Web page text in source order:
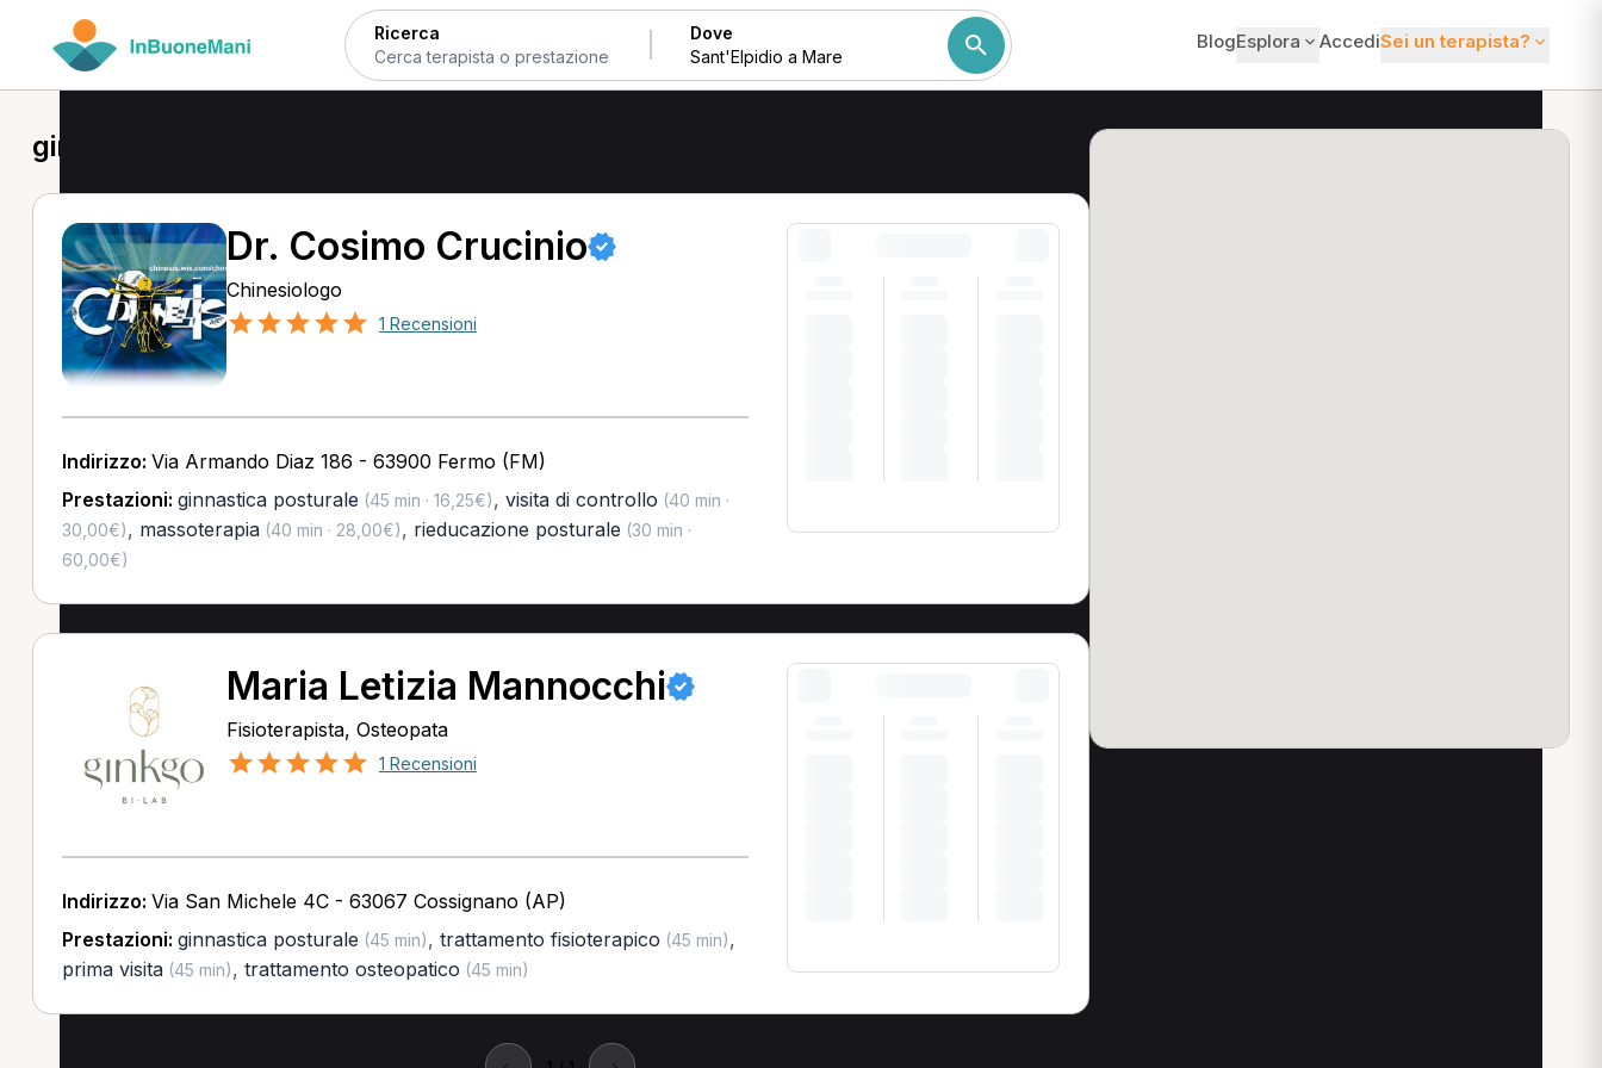
Ricerca Dove BlogEsplora AccediSei un terapista?
ginnastica posturale a Sant'Elpidio a Mare
Dr. Cosimo Crucinio
Chinesiologo
1 Recensioni
Indirizzo: Via Armando Diaz 186 - 63900 Fermo (FM)
Prestazioni: ginnastica posturale (45 min · 16,25€), visita di controllo (40 min ·
30,00€), massoterapia(40 min · 28,00€), rieducazione posturale (30 min ·
60,00€)
Maria Letizia Mannocchi
Fisioterapista, Osteopata
1 Recensioni
Indirizzo: Via San Michele 4C - 63067 Cossignano (AP)
Prestazioni: ginnastica posturale (45 min), trattamento fisioterapico (45 min),
prima visita(45 min), trattamento osteopatico (45 min)